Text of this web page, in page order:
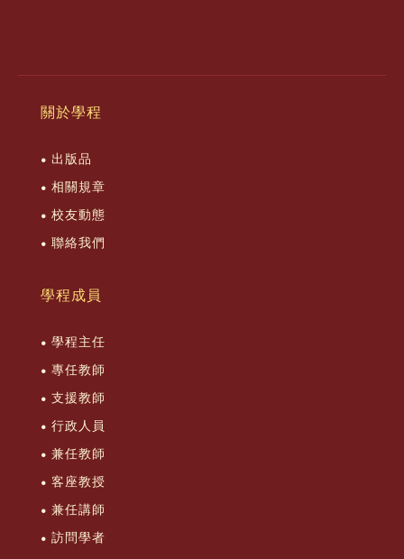
關於學程
出版品
相關規章
校友動態
聯絡我們
學程成員
學程主任
專任教師
支援教師
行政人員
兼任教師
客座教授
兼任講師
訪問學者